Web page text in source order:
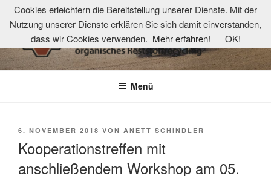
Zum
Inhalt
springen
TKOR-NETZWERK
Technologie- und Kompetenzzentrum organisches Reststoffrecycling
Menü
VERÖFFENTLICHT
6. NOVEMBER 2018 VON ANETT SCHINDLER
Kooperationstreffen mit
anschließendem Workshop am 05.
Cookies erleichtern die Bereitstellung unserer Dienste. Mit der
Nutzung unserer Dienste erklären Sie sich damit einverstanden,
dass wir Cookies verwenden. Mehr erfahren! OK!